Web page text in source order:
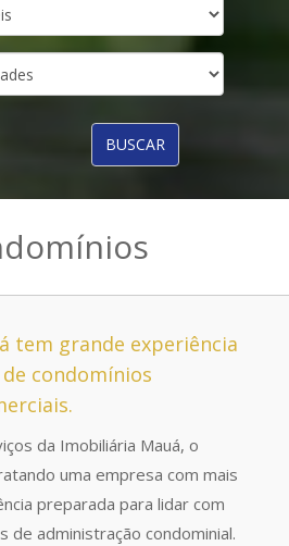
BUSCAR
tem grande experiência
condomínios
da Imobiliária Mauá, o
uma empresa com mais
preparada para lidar com
de administração condominial.